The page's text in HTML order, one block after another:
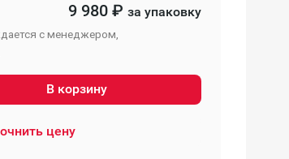
9 980₽ за упаковку
с менеджером,
В корзину
цену